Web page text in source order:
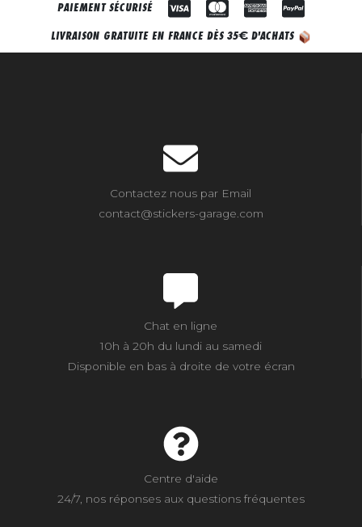
PAIEMENT SÉCURISÉ
LIVRAISON GRATUITE EN FRANCE DÈS 35€ D'ACHATS
Contactez nous par Email
contact@stickers-garage.com
Chat en ligne
10h à 20h du lundi au samedi
Disponible en bas à droite de votre écran
Centre d'aide
24/7, nos réponses aux questions fréquentes